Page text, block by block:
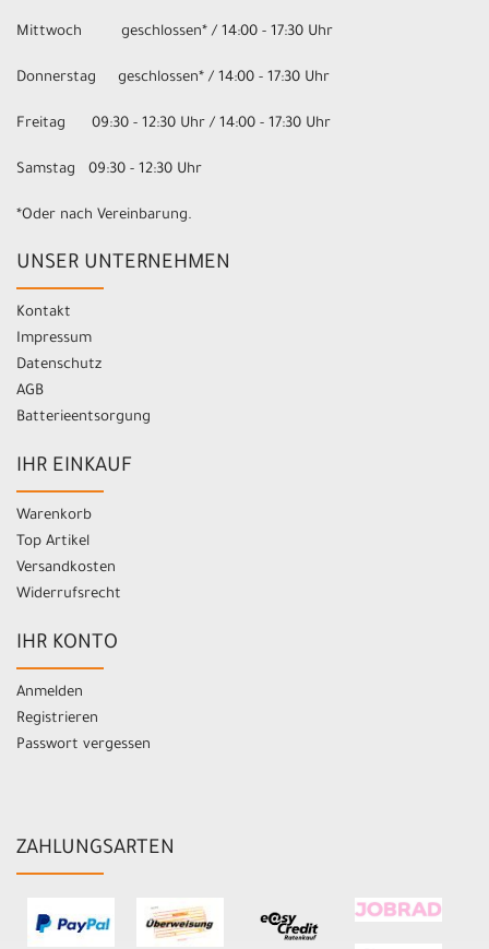
Mittwoch geschlossen* / 14:00 - 17:30 Uhr
Donnerstag geschlossen* / 14:00 - 17:30 Uhr
Freitag 09:30 - 12:30 Uhr / 14:00 - 17:30 Uhr
Samstag 09:30 - 12:30 Uhr
*Oder nach Vereinbarung.
UNSER UNTERNEHMEN
Kontakt
Impressum
Datenschutz
AGB
Batterieentsorgung
IHR EINKAUF
Warenkorb
Top Artikel
Versandkosten
Widerrufsrecht
IHR KONTO
Anmelden
Registrieren
Passwort vergessen
ZAHLUNGSARTEN